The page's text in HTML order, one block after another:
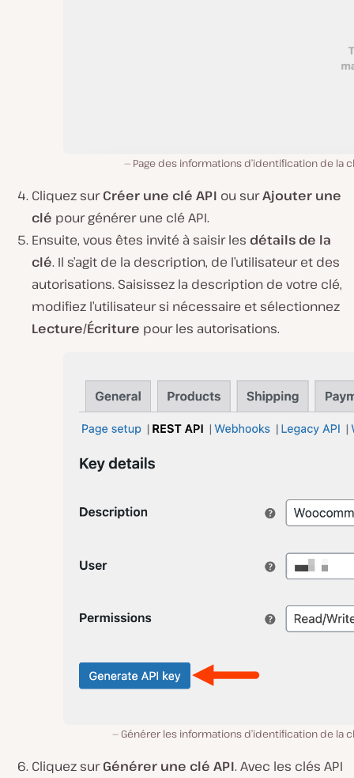
Page des informations d’identification de la
Cliquez surCréer une clé API ou surAjouter une
clé pour générer une clé API.
Ensuite, vous êtes invité à saisir les détails de la
clé. Il s’agit de la description, de l’utilisateur et des
autorisations. Saisissez la description de votre clé,
modifiez l’utilisateur si nécessaire et sélectionnez
Lecture/Écriture pour les autorisations.
Générer les informations d’identification de la
Cliquez surGénérer une clé API. Avec les clés API